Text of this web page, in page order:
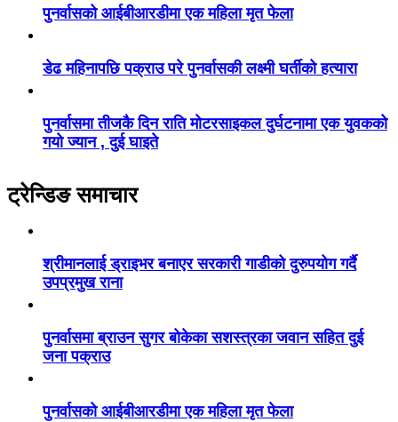
पुनर्वासको आईबीआरडीमा एक महिला मृत फेला
डेढ महिनापछि पक्राउ परे पुनर्वासकी लक्ष्मी घर्तीको हत्यारा
पुनर्वासमा तीजकै दिन राति मोटरसाइकल दुर्घटनामा एक युवकको
गयो ज्यान , दुई घाइते
ट्रेन्डिङ समाचार
श्रीमानलाई ड्राइभर बनाएर सरकारी गाडीको दुरुपयोग गर्दै
उपप्रमुख राना
पुनर्वासमा ब्राउन सुगर बोकेका सशस्त्रका जवान सहित दुई
जना पक्राउ
पुनर्वासको आईबीआरडीमा एक महिला मृत फेला